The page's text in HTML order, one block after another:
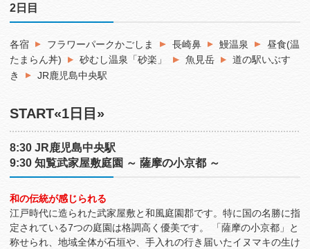
2日目
各宿 フラワーパークかごしま 長崎鼻 鰻温泉
昼食(温
たまらん丼)
砂むし温泉「砂楽」 魚見岳
道の駅いぶす
き
JR鹿児島中央駅
START«1日目»
8:30 JR鹿児島中央駅
9:30 知覧武家屋敷庭園 ～ 薩摩の小京都 ～
和の伝統が感じられる
江戸時代に造られた武家屋敷と和風庭園郡です。特に国の名勝に指
定されている7つの庭園は格調高く優美です。 「薩摩の小京都」と
称せられ、地域全体が石垣や、手入れの行き届いたイヌマキの生け